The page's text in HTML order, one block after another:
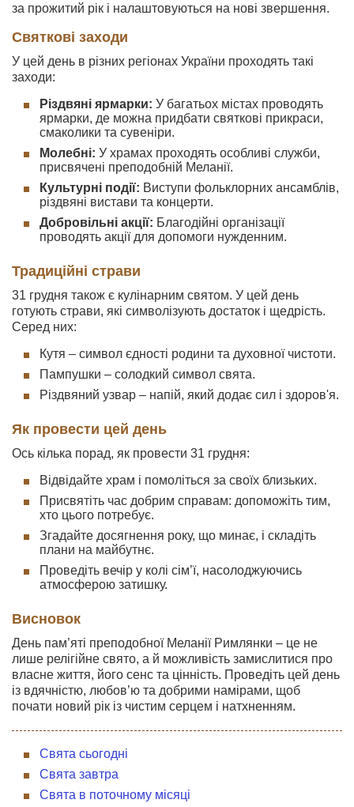
за прожитий рік і налаштовуються на нові звершення.
Святкові заходи
У цей день в різних регіонах України проходять такі
заходи:
Різдвяні ярмарки: У багатьох містах проводять
ярмарки, де можна придбати святкові прикраси,
смаколики та сувеніри.
Молебні: У храмах проходять особливі служби,
присвячені преподобній Меланії.
Культурні події: Виступи фольклорних ансамблів,
різдвяні вистави та концерти.
Добровільні акції: Благодійні організації
проводять акції для допомоги нужденним.
Традиційні страви
31 грудня також є кулінарним святом. У цей день
готують страви, які символізують достаток і щедрість.
Серед них:
Кутя – символ єдності родини та духовної чистоти.
Пампушки – солодкий символ свята.
Різдвяний узвар – напій, який додає сил і здоров'я.
Як провести цей день
Ось кілька порад, як провести 31 грудня:
Відвідайте храм і помоліться за своїх близьких.
Присвятіть час добрим справам: допоможіть тим,
хто цього потребує.
Згадайте досягнення року, що минає, і складіть
плани на майбутнє.
Проведіть вечір у колі сім’ї, насолоджуючись
атмосферою затишку.
Висновок
День пам’яті преподобної Меланії Римлянки – це не
лише релігійне свято, а й можливість замислитися про
власне життя, його сенс та цінність. Проведіть цей день
із вдячністю, любов’ю та добрими намірами, щоб
почати новий рік із чистим серцем і натхненням.
Свята сьогодні
Свята завтра
Свята в поточному місяці